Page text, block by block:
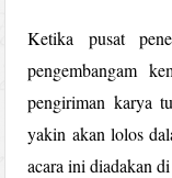
Ketika pusat
pengembangam
pengiriman karya
yakin akan lolos
acara ini diadakan